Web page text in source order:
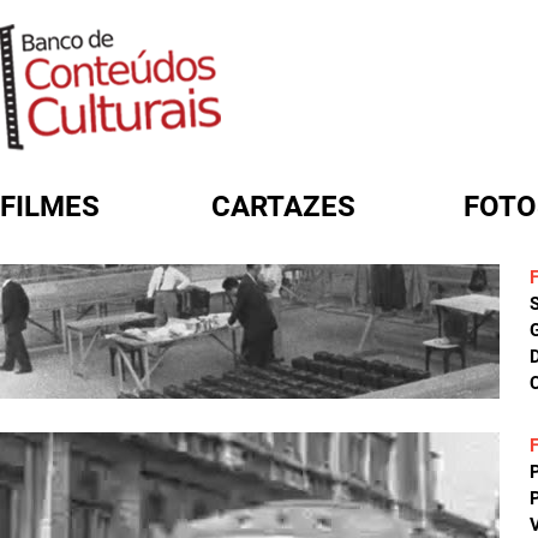
FILMES CARTAZES
FORMULÁRIO DE BUSCA